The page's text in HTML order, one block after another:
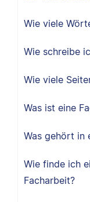
Wie viele
Wie schreibe
Wie viele
Was ist eine
Was gehört in
Wie finde ich
Facharbeit?